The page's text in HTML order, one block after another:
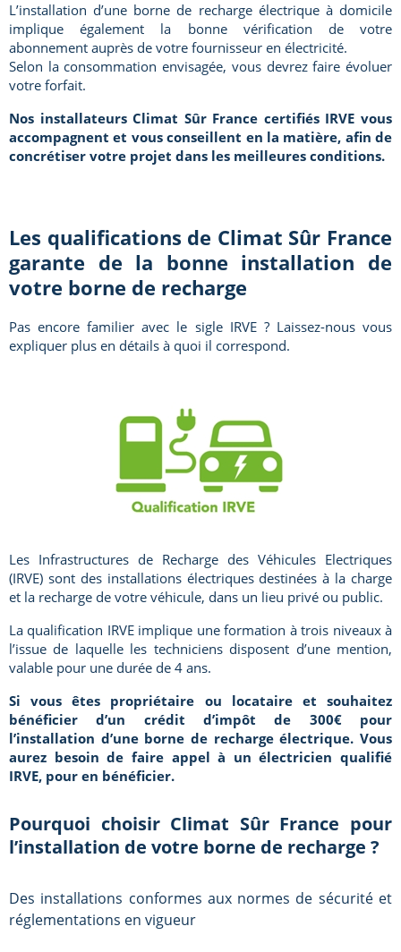
L’installation d’une borne de recharge électrique à domicile
implique également la bonne vérification de votre
abonnement auprès de votre fournisseur en électricité.
Selon la consommation envisagée, vous devrez faire évoluer
votre forfait.
Nos installateurs Climat Sûr France certifiés IRVE vous
accompagnent et vous conseillent en la matière, afin de
concrétiser votre projet dans les meilleures conditions.
Les qualifications de Climat Sûr France
garante de la bonne installation de
votre borne de recharge
Pas encore familier avec le sigle IRVE ? Laissez-nous vous
expliquer plus en détails à quoi il correspond.
Les Infrastructures de Recharge des Véhicules Electriques
(IRVE) sont des installations électriques destinées à la charge
et la recharge de votre véhicule, dans un lieu privé ou public.
La qualification IRVE implique une formation à trois niveaux à
l’issue de laquelle les techniciens disposent d’une mention,
valable pour une durée de 4 ans.
Si vous êtes propriétaire ou locataire et souhaitez
bénéficier d’un crédit d’impôt de 300€ pour
l’installation d’une borne de recharge électrique. Vous
aurez besoin de faire appel à un électricien qualifié
IRVE, pour en bénéficier.
Pourquoi choisir Climat Sûr France pour
l’installation de votre borne de recharge ?
Des installations conformes aux normes de sécurité et
réglementations en vigueur